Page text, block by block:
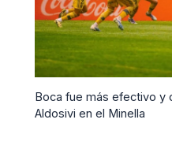
Boca fue más efectivo y
Aldosivi en el Minella